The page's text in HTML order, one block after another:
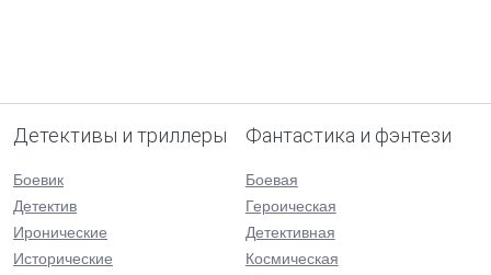
Детективы и триллеры
Боевик
Детектив
Иронические
Исторические
Фантастика и фэнтези
Боевая
Героическая
Детективная
Космическая